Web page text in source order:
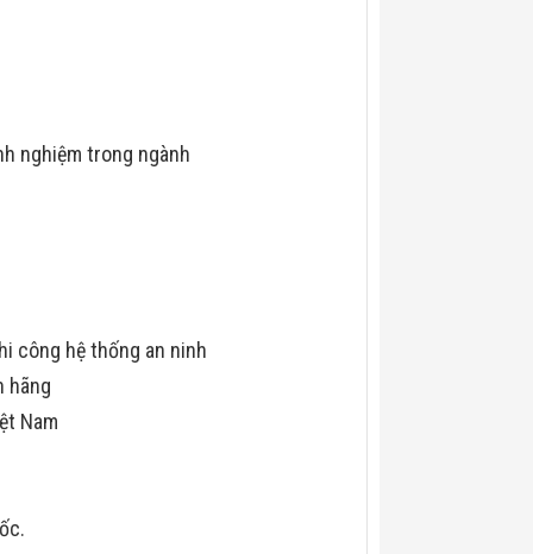
nghiệm trong ngành
công hệ thống an ninh
hãng
Nam